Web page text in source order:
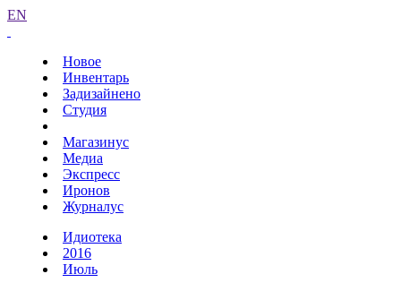
EN
Новое
Инвентарь
Задизайнено
Студия
Магазинус
Медиа
Экспресс
Иронов
Журналус
Идиотека
2016
Июль